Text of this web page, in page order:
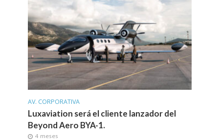
AV. CORPORATIVA
Luxaviation será el cliente lanzador del
Beyond Aero BYA-1.
4 meses